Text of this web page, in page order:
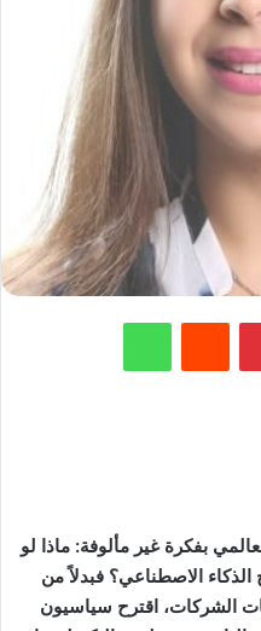
بينتيريست
بفكرة غير مألوفة: ماذا لو
الاصطناعي؟ فبدلاً من
الشركات، اقترح سياسيون